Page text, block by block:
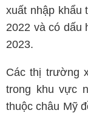
xuất nhập khẩu
2022 và có dấu
2023.
Các thị trường
trong khu vực
thuộc châu Mỹ